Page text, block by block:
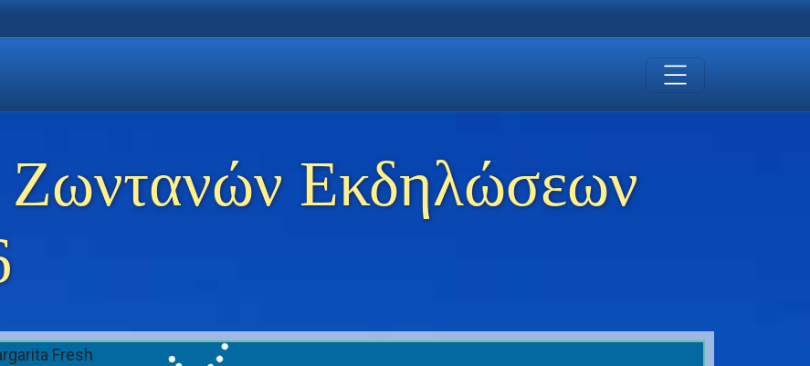
Ακτή
στη Θάσο
Εκδηλώσεων